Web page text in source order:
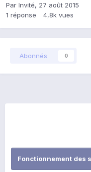
Par Invité, 27 août 2015
1 réponse 4,8k vues
Abonnés 0
Fonctionnement des